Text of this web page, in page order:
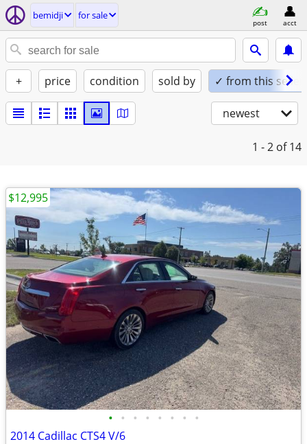
bemidji for sale
post acct
+ price condition sold by ✓ from this seller
newest
1 - 2 of 14
• • • • • • • •
2014 Cadillac CTS4 V/6
$12,995